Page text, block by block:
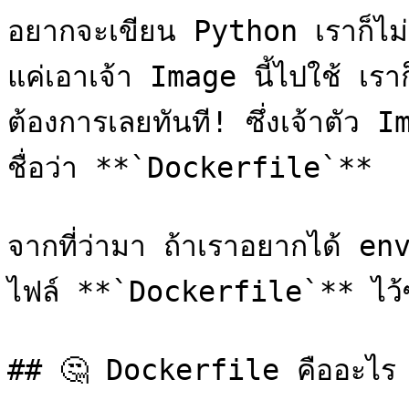
อยากจะเขียน Python เราก็ไ
แค่เอาเจ้า Image นี้ไปใช้ เ
ต้องการเลยทันที! ซึ่งเจ้าตัว
ชื่อว่า **`Dockerfile`**
จากที่ว่ามา ถ้าเราอยากได้
ไฟล์ **`Dockerfile`** ไว้
## 🤔 Dockerfile คืออะไร